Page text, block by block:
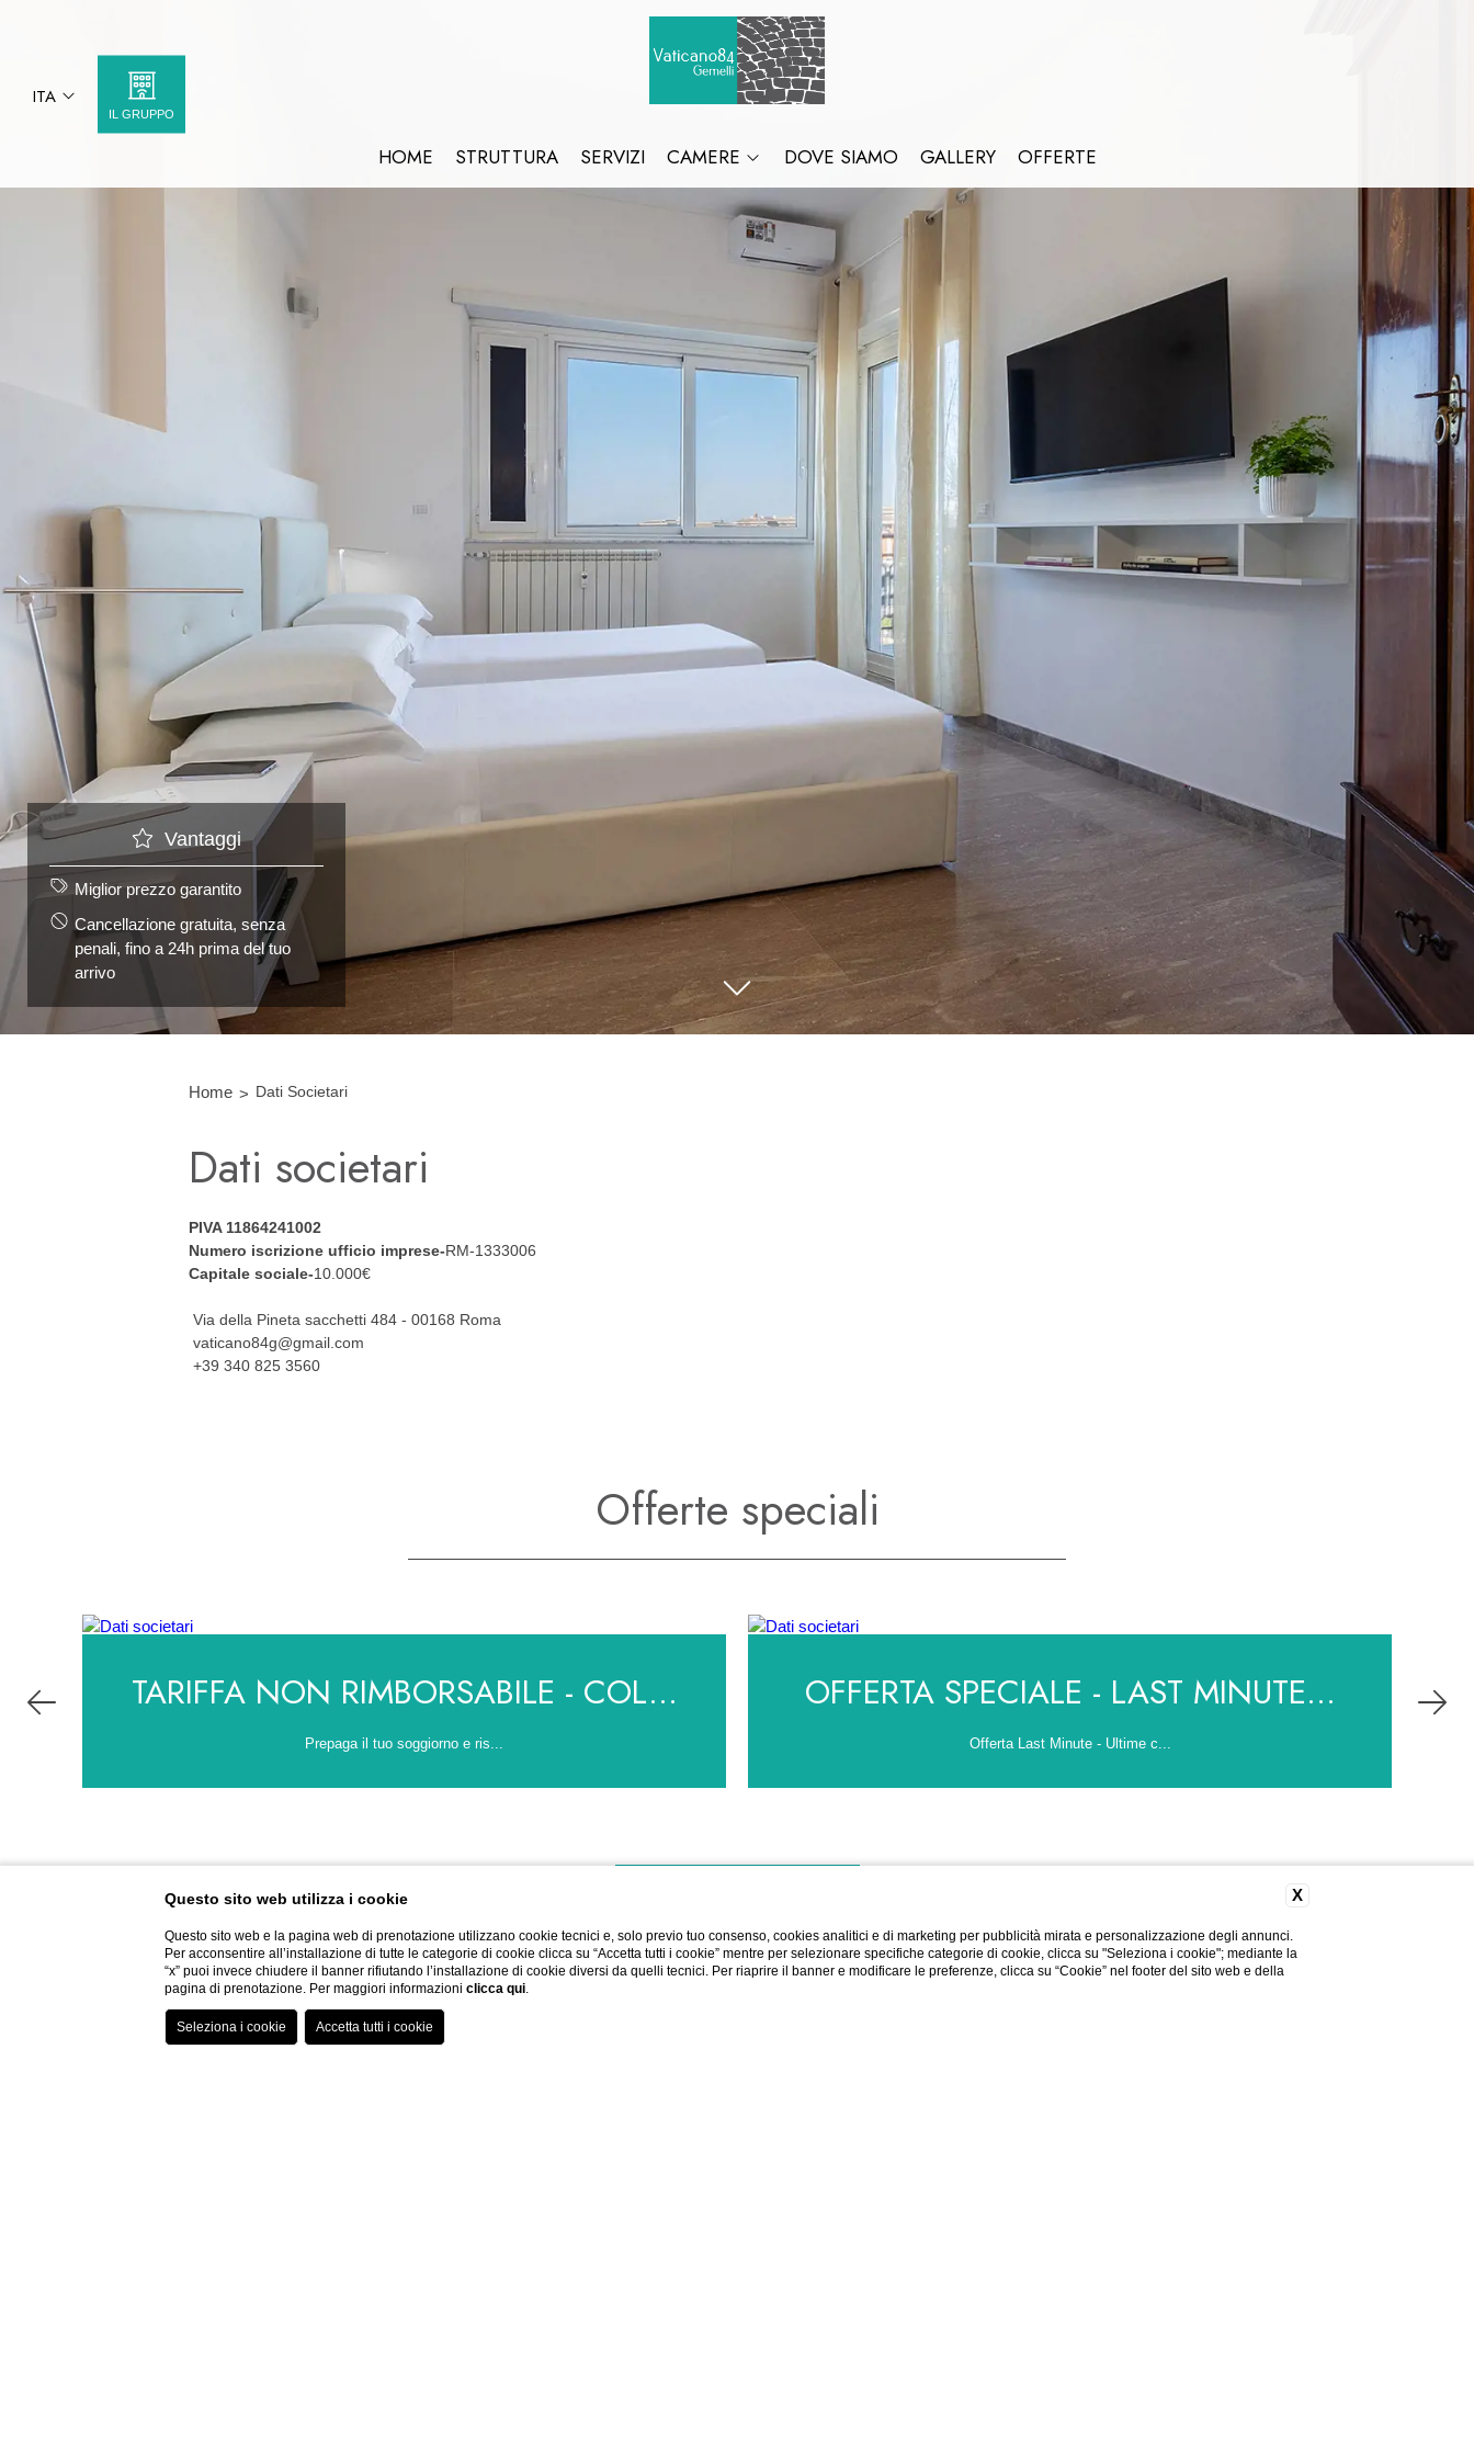
HOME STRUTTURA SERVIZI CAMERE DOVE SIAMO GALLERY OFFERTE
ITA
IL GRUPPO
Vantaggi
Miglior prezzo garantito
Cancellazione gratuita, senza
penali, fino a 24h prima del tuo
arrivo
Home Dati Societari
Dati societari
PIVA 11864241002
Numero iscrizione ufficio imprese-RM-1333006
Capitale sociale-10.000€
Via della Pineta sacchetti 484 - 00168 Roma
vaticano84g@gmail.com
+39 340 825 3560
Offerte speciali
TARIFFA NON RIMBORSABILE - COL...
Prepaga il tuo soggiorno e ris...
OFFERTA SPECIALE - LAST MINUTE...
Offerta Last Minute - Ultime c...
X
Questo sito web utilizza i cookie
Questo sito web e la pagina web di prenotazione utilizzano cookie tecnici e, solo previo tuo consenso, cookies analitici e di marketing per pubblicità mirata e personalizzazione degli annunci.
Per acconsentire all’installazione di tutte le categorie di cookie clicca su “Accetta tutti i cookie” mentre per selezionare specifiche categorie di cookie, clicca su "Seleziona i cookie"; mediante la
“x” puoi invece chiudere il banner rifiutando l’installazione di cookie diversi da quelli tecnici. Per riaprire il banner e modificare le preferenze, clicca su “Cookie” nel footer del sito web e della
pagina di prenotazione. Per maggiori informazioniclicca qui.